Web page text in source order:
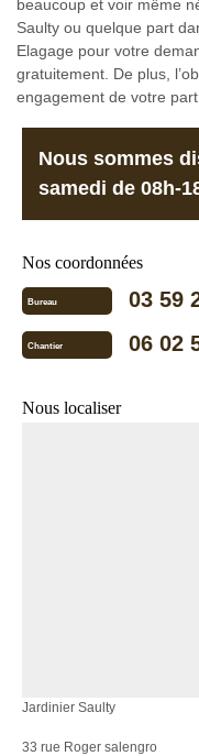
beaucoup et voir même
Saulty ou quelque part
Elagage pour votre
gratuitement. De plus,
engagement de votre
Nous sommes
samedi de 08h-
Nos coordonnées
Bureau 03 59
Chantier 06 02
Nous localiser
Jardinier Saulty
33 rue Roger salengro